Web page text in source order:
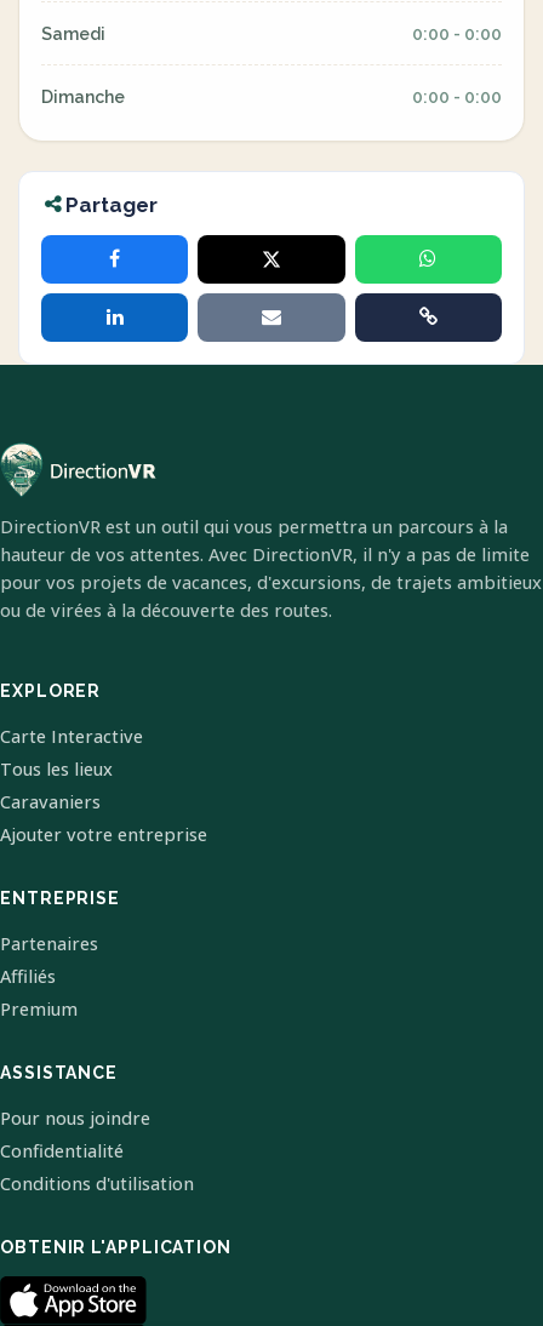
Samedi 0:00 - 0:00
Dimanche 0:00 - 0:00
Partager
DirectionVR est un outil qui vous permettra un parcours à la
hauteur de vos attentes. Avec DirectionVR, il n'y a pas de limite
pour vos projets de vacances, d'excursions, de trajets ambitieux
ou de virées à la découverte des routes.
EXPLORER
Carte Interactive
Tous les lieux
Caravaniers
Ajouter votre entreprise
ENTREPRISE
Partenaires
Affiliés
Premium
ASSISTANCE
Pour nous joindre
Confidentialité
Conditions d'utilisation
OBTENIR L'APPLICATION